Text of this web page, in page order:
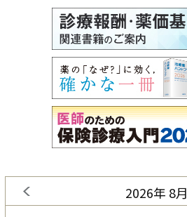
2026年 8月